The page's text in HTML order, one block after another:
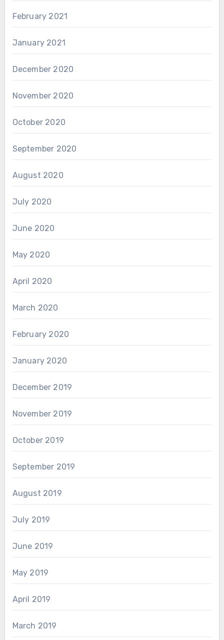
February 2021
January 2021
December 2020
November 2020
October 2020
September 2020
August 2020
July 2020
June 2020
May 2020
April 2020
March 2020
February 2020
January 2020
December 2019
November 2019
October 2019
September 2019
August 2019
July 2019
June 2019
May 2019
April 2019
March 2019